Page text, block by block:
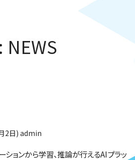
NEWS
2日) admin
ョンから学習、推論が行えるAIプラッ